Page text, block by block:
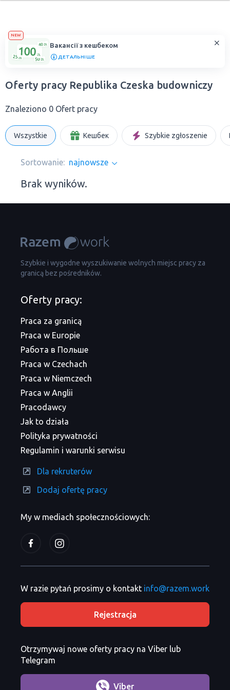
NEW
Вакансії з кешбеком
ДЕТАЛЬНІШЕ
Oferty pracy Republika Czeska budowniczy
Znaleziono 0 Ofert pracy
Wszystkie Кешбек Szybkie zgłoszenie
Sortowanie: najnowsze
Brak wyników.
Szybkie i wygodne wyszukiwanie wolnych miejsc pracy za
granicą bez pośredników.
My w mediach społecznościowych:
Oferty pracy:
Praca za granicą
Praca w Europie
Работа в Польше
Praca w Czechach
Praca w Niemczech
Praca w Anglii
Pracodawcy
Jak to działa
Polityka prywatności
Regulamin i warunki serwisu
Dla rekruterów
Dodaj ofertę pracy
W razie pytań prosimy o kontakt info@razem.work
Rejestracja
Otrzymywaj nowe oferty pracy na Viber lub
Telegram
Viber